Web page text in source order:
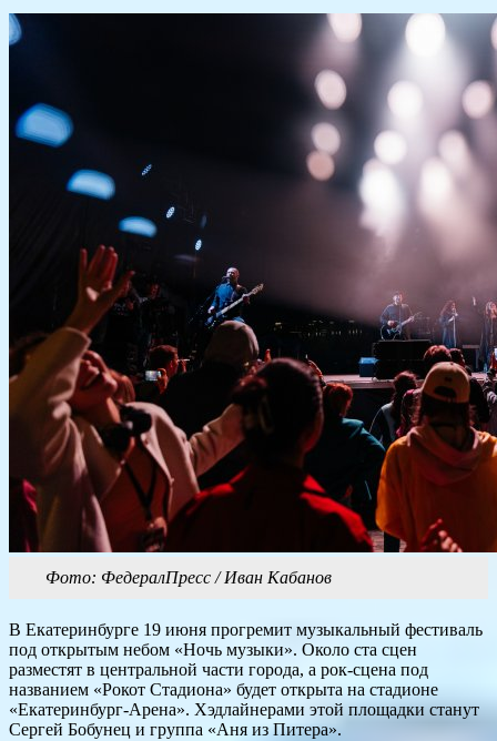
Фото: ФедералПресс / Иван Кабанов
В Екатеринбурге 19 июня прогремит музыкальный фестиваль
под открытым небом «Ночь музыки». Около ста сцен
разместят в центральной части города, а рок-сцена под
названием «Рокот Стадиона» будет открыта на стадионе
«Екатеринбург-Арена». Хэдлайнерами этой площадки станут
Сергей Бобунец и группа «Аня из Питера».